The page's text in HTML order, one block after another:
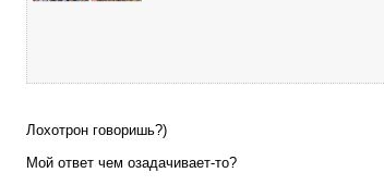
Лохотрон говоришь?)
Мой ответ чем озадачивает-то?